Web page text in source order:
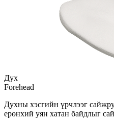
Дух
Forehead
Духны хэсгийн үрчлээг
ерөнхий уян хатан байдлыг